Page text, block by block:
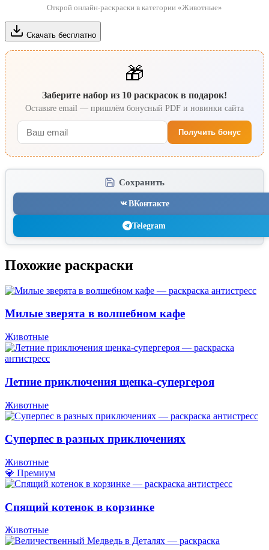
Открой онлайн-раскраски в категории «Животные»
Скачать бесплатно
🎁
Заберите набор из 10 раскрасок в подарок!
Оставьте email — пришлём бонусный PDF и новинки сайта
Получить бонус
Сохранить
ВКонтакте
Telegram
Похожие раскраски
Милые зверята в волшебном кафе
Животные
Летние приключения щенка-супергероя
Животные
Суперпес в разных приключениях
Животные
💎 Премиум
Спящий котенок в корзинке
Животные